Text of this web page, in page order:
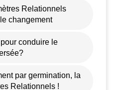
Relationnels
changement
conduire le
par germination, la
Relationnels !